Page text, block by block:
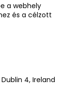
a webhely
és a célzott
4, Ireland